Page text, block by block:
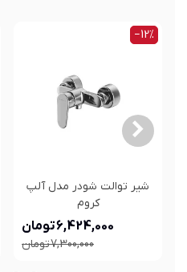
‎−12%
شیر توالت شودر مدل آلپ
کروم
6,424,000 تومان
7,300,000 تومان